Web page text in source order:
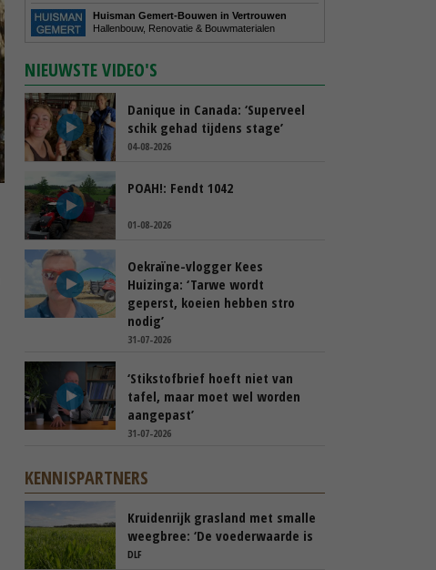
Huisman Gemert-Bouwen in Vertrouwen
Hallenbouw, Renovatie & Bouwmaterialen
NIEUWSTE VIDEO'S
Danique in Canada: ‘Superveel
schik gehad tijdens stage’
04-08-2026
POAH!: Fendt 1042
01-08-2026
Oekraïne-vlogger Kees
Huizinga: ‘Tarwe wordt
geperst, koeien hebben stro
nodig’
31-07-2026
‘Stikstofbrief hoeft niet van
tafel, maar moet wel worden
aangepast’
31-07-2026
KENNISPARTNERS
Kruidenrijk grasland met smalle
weegbree: ‘De voederwaarde is
vergelijkbaar met Engels
DLF